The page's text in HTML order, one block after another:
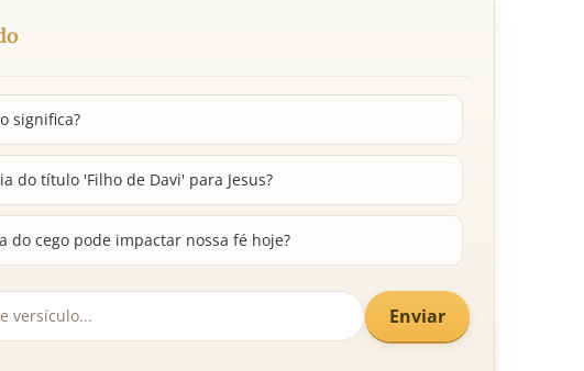
significa?
do título 'Filho de Davi' para Jesus?
do cego pode impactar nossa fé hoje?
Enviar